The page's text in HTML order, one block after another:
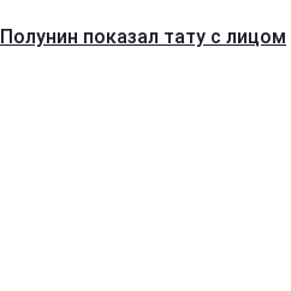
Полунин показал тату с лицом